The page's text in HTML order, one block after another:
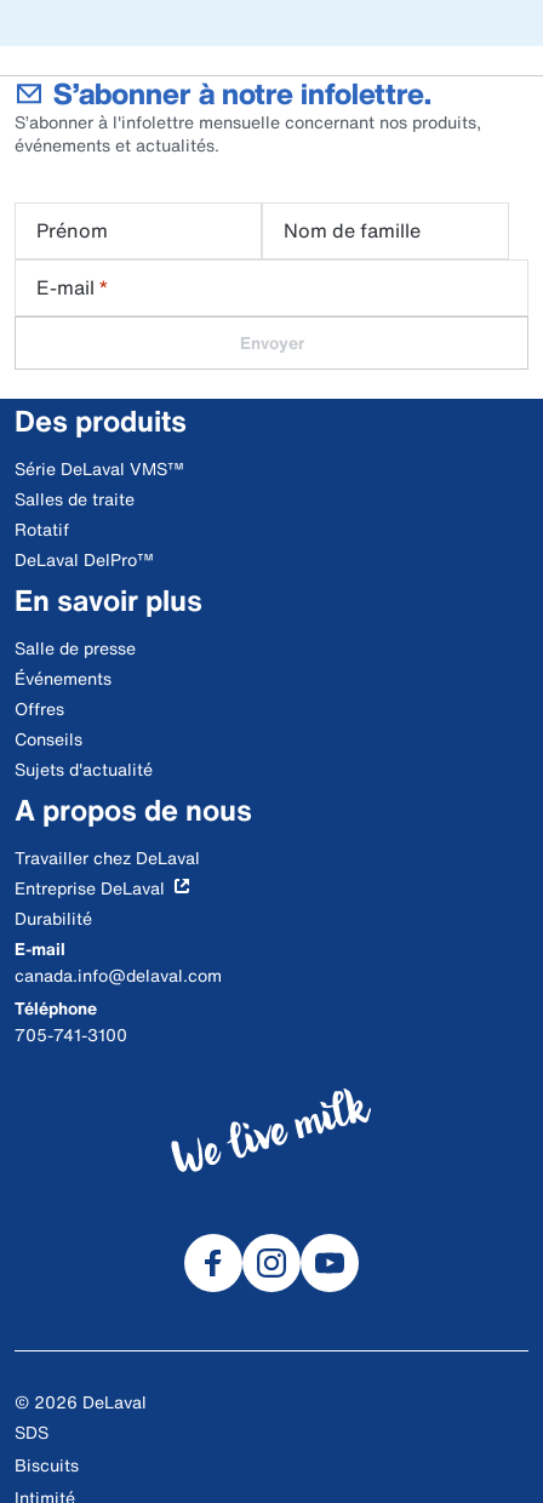
S’abonner à notre infolettre.
S’abonner à l'infolettre mensuelle concernant nos produits,
événements et actualités.
Prénom
Nom de famille
E-mail *
Envoyer
Des produits
Série DeLaval VMS™
Salles de traite
Rotatif
DeLaval DelPro™
En savoir plus
Salle de presse
Événements
Offres
Conseils
Sujets d'actualité
A propos de nous
Travailler chez DeLaval
Entreprise DeLaval
Durabilité
E-mail
canada.info@delaval.com
Téléphone
705-741-3100
© 2026 DeLaval
SDS
Biscuits
Intimité